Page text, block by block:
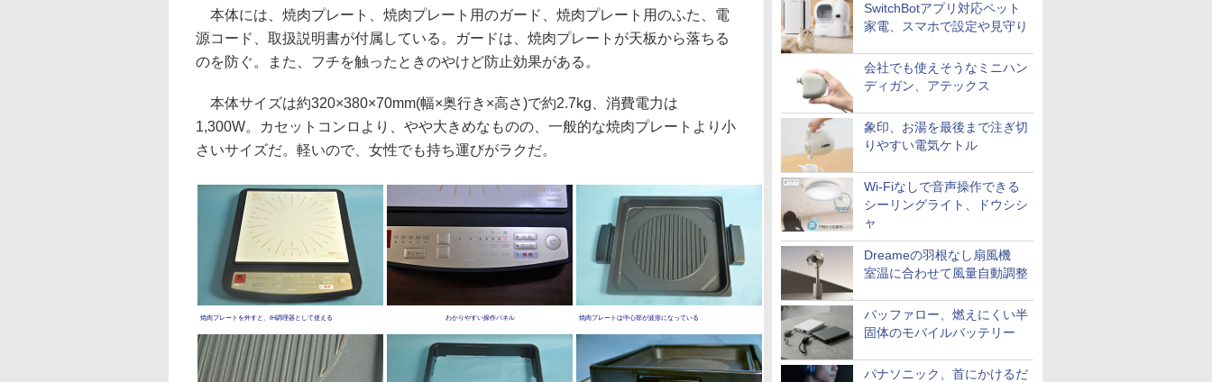
SwitchBotアプリ対応ペット
家電、スマホで設定や見守り
会社でも使えそうなミニハン
ディガン、アテックス
象印、お湯を最後まで注ぎ切
りやすい電気ケトル
Wi-Fiなしで音声操作できる
シーリングライト、ドウシシ
ャ
Dreameの羽根なし扇風機
室温に合わせて風量自動調整
バッファロー、燃えにくい半
固体のモバイルバッテリー
パナソニック、首にかけるだ
本体には、焼肉プレート、焼肉プレート用のガード、焼肉プレート用のふた、電
源コード、取扱説明書が付属している。ガードは、焼肉プレートが天板から落ちる
のを防ぐ。また、フチを触ったときのやけど防止効果がある。
本体サイズは約320×380×70mm(幅×奥行き×高さ)で約2.7kg、消費電力は
1,300W。カセットコンロより、やや大きめなものの、一般的な焼肉プレートより小
さいサイズだ。軽いので、女性でも持ち運びがラクだ。
焼肉プレートを外すと、IH調理器として使える わかりやすい操作パネル 焼肉プレートは中心部が波形になっている